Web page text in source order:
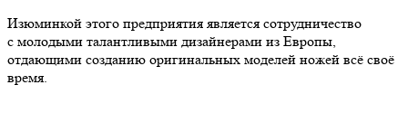
Изюминкой этого предприятия является сотрудничество
с молодыми талантливыми дизайнерами из Европы,
отдающими созданию оригинальных моделей ножей всё своё
время.